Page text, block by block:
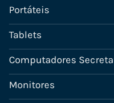
Portáteis
Tablets
Computadores
Monitores